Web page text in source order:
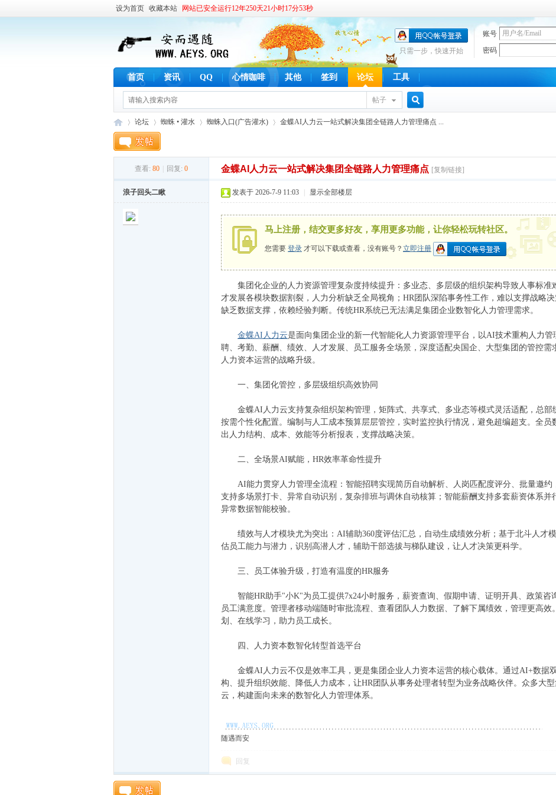
设为首页 收藏本站 网站已安全运行12年250天21小时17分53秒
账号
密码
只需一步，快速开始
首页 资讯 QQ 心情咖啡 其他 签到 论坛 工具
帖子
搜
索
论坛
›
蜘蛛 • 灌水 蜘蛛入口(广告灌水)
›
金蝶AI人力云一站式解决集团全链路人力管理痛点 ...
查看: 80 回复: 0 金蝶AI人力云一站式解决集团全链路人力管理痛点 [复制链接]
浪子回头二瞅 发表于 2026-7-9 11:03 显示全部楼层
马上注册，结交更多好友，享用更多功能，让你轻松玩转社区。
您需要 登录 才可以下载或查看，没有账号？ 立即注册
集团化企业的人力资源管理复杂度持续提升：多业态、多层级的组织架构导致人事标准
才发展各模块数据割裂，人力分析缺乏全局视角；HR团队深陷事务性工作，难以支撑战略
缺乏数据支撑，依赖经验判断。传统HR系统已无法满足集团企业数智化人力管理需求。
金蝶AI人力云是面向集团企业的新一代智能化人力资源管理平台，以AI技术重构人力
聘、考勤、薪酬、绩效、人才发展、员工服务全场景，深度适配央国企、大型集团的管控需
人力资本运营的战略升级。
一、集团化管控，多层级组织高效协同
金蝶AI人力云支持复杂组织架构管理，矩阵式、共享式、多业态等模式灵活适配，总部
按需个性化配置。编制与人工成本预算层层管控，实时监控执行情况，避免超编超支。全员
出人力结构、成本、效能等分析报表，支撑战略决策。
二、全场景AI赋能，HR效率革命性提升
AI能力贯穿人力管理全流程：智能招聘实现简历自动解析、人岗匹配度评分、批量邀约
支持多场景打卡、异常自动识别，复杂排班与调休自动核算；智能薪酬支持多套薪资体系并
异常数据智能校验。
绩效与人才模块尤为突出：AI辅助360度评估汇总，自动生成绩效分析；基于北斗人才
估员工能力与潜力，识别高潜人才，辅助干部选拔与梯队建设，让人才决策更科学。
三、员工体验升级，打造有温度的HR服务
智能HR助手"小K"为员工提供7x24小时服务，薪资查询、假期申请、证明开具、政策咨
员工满意度。管理者移动端随时审批流程、查看团队人力数据、了解下属绩效，管理更高
划、在线学习，助力员工成长。
四、人力资本数智化转型首选平台
金蝶AI人力云不仅是效率工具，更是集团企业人力资本运营的核心载体。通过AI+数据
构、提升组织效能、降低人力成本，让HR团队从事务处理者转型为业务战略伙伴。众多大
云，构建面向未来的数智化人力管理体系。
随遇而安
回复